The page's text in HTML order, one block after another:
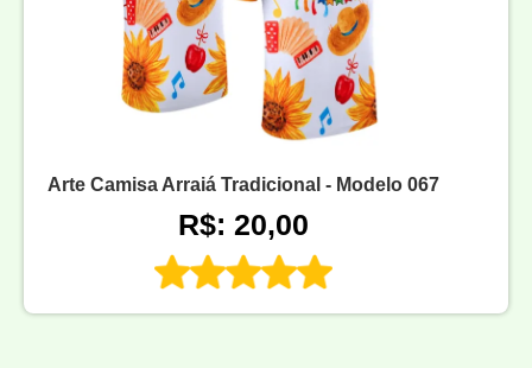
Arte Camisa Arraiá Tradicional - Modelo 067
R$: 20,00